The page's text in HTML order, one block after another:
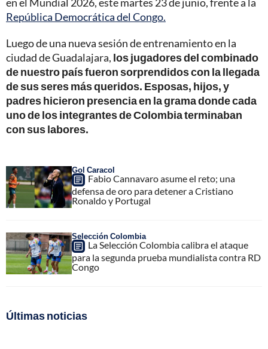
República Democrática del Congo.
Luego de una nueva sesión de entrenamiento en la
ciudad de Guadalajara, los jugadores del combinado
de nuestro país fueron sorprendidos con la llegada
de sus seres más queridos. Esposas, hijos, y
padres hicieron presencia en la grama donde cada
uno de los integrantes de Colombia terminaban
con sus labores.
Gol Caracol
Fabio Cannavaro asume el reto; una
defensa de oro para detener a Cristiano
Ronaldo y Portugal
Selección Colombia
La Selección Colombia calibra el ataque
para la segunda prueba mundialista contra RD
Congo
Últimas noticias